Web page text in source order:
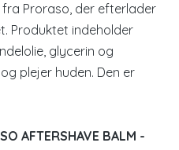
Proraso, der efterlader
Produktet indeholder
glycerin og
plejer huden. Den er
AFTERSHAVE BALM -